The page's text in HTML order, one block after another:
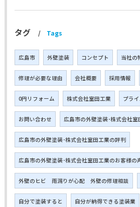
タグ Tags
広島市 外壁塗装 コンセプト 当社の
修理が必要な理由 会社概要 採用情報
0円リフォーム 株式会社室田工業 プラ
お問い合わせ 広島市の外壁塗装･株式会社
広島市の外壁塗装･株式会社室田工業の評判
広島市の外壁塗装･株式会社室田工業のお客様の
外壁のヒビ 雨漏りが心配 外壁の修理相談
自分で塗装すると 自分が納得できる塗装業